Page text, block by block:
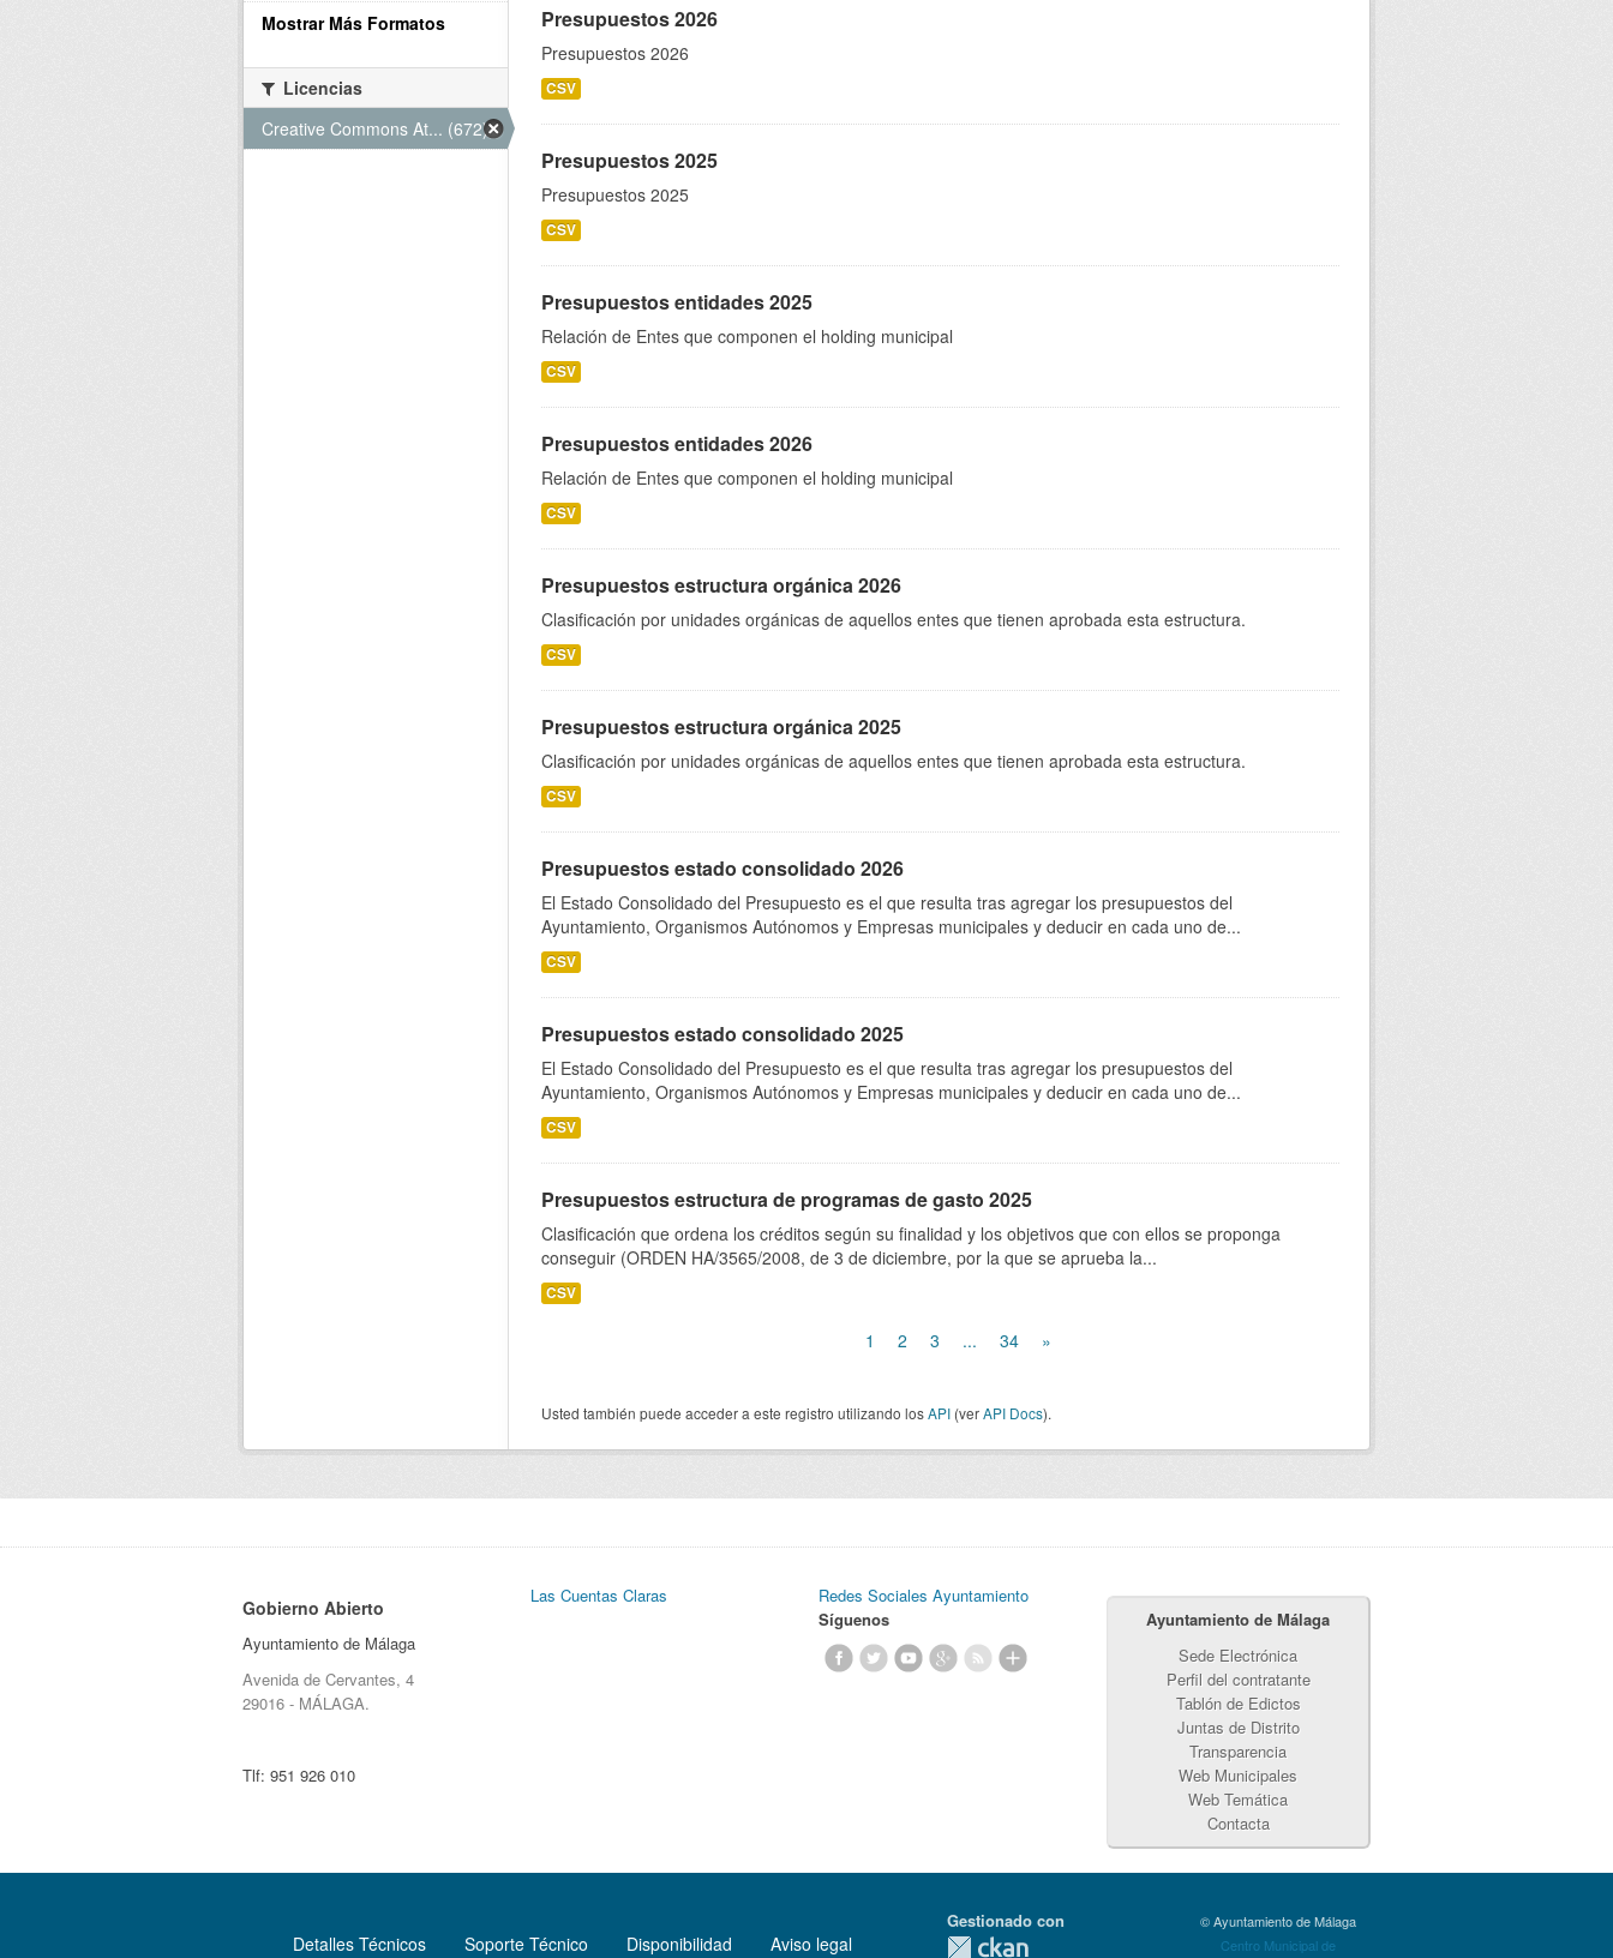
Presupuestos 2026
Presupuestos 2026
CSV
Presupuestos 2025
Presupuestos 2025
CSV
Presupuestos entidades 2025
Relación de Entes que componen el holding municipal
CSV
Presupuestos entidades 2026
Relación de Entes que componen el holding municipal
CSV
Presupuestos estructura orgánica 2026
Clasificación por unidades orgánicas de aquellos entes que tienen aprobada esta estructura.
CSV
Presupuestos estructura orgánica 2025
Clasificación por unidades orgánicas de aquellos entes que tienen aprobada esta estructura.
CSV
Presupuestos estado consolidado 2026
El Estado Consolidado del Presupuesto es el que resulta tras agregar los presupuestos del
Ayuntamiento, Organismos Autónomos y Empresas municipales y deducir en cada uno de...
CSV
Presupuestos estado consolidado 2025
El Estado Consolidado del Presupuesto es el que resulta tras agregar los presupuestos del
Ayuntamiento, Organismos Autónomos y Empresas municipales y deducir en cada uno de...
CSV
Presupuestos estructura de programas de gasto 2025
Clasificación que ordena los créditos según su finalidad y los objetivos que con ellos se proponga
conseguir (ORDEN HA/3565/2008, de 3 de diciembre, por la que se aprueba la...
CSV
1 2 3 ... 34 »
Usted también puede acceder a este registro utilizando losAPI (verAPI Docs).
Mostrar Más Formatos
Licencias
Creative Commons At... (672)
Gobierno Abierto
Ayuntamiento de Málaga
Avenida de Cervantes, 4
29016 - MÁLAGA.
Tlf: 951 926 010
Las Cuentas Claras
Redes Sociales Ayuntamiento
Síguenos
Ayuntamiento de Málaga
Sede Electrónica
Perfil del contratante
Tablón de Edictos
Juntas de Distrito
Transparencia
Web Municipales
Web Temática
Contacta
Detalles Técnicos Soporte Técnico Disponibilidad Aviso legal
Gestionado con
© Ayuntamiento de Málaga
Centro Municipal de